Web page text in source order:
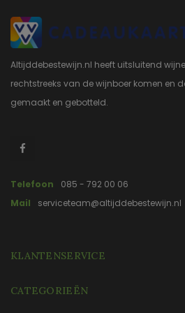
Altijddebestewijn.nl heeft uitsluitend
rechtstreeks van de wijnboer komen en
gemaakt en gebotteld.
Telefoon
085 - 792 00 06
Mail
serviceteam@altijddebestewijn.nl
KLANTENSERVICE
CATEGORIEËN